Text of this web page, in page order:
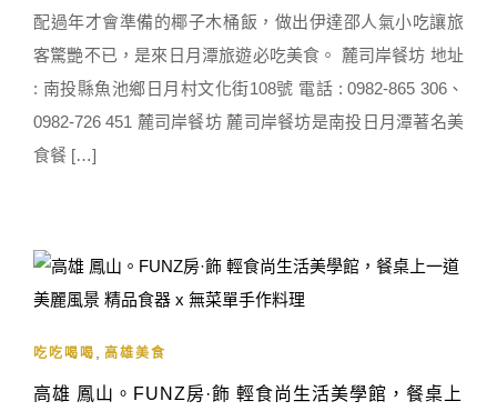
配過年才會準備的椰子木桶飯，做出伊達邵人氣小吃讓旅
客驚艷不已，是來日月潭旅遊必吃美食。 麓司岸餐坊 地址
: 南投縣魚池鄉日月村文化街108號 電話 : 0982-865 306、
0982-726 451 麓司岸餐坊 麓司岸餐坊是南投日月潭著名美
食餐 […]
吃吃喝喝 高雄美食
高雄 鳳山。FUNZ房·飾 輕食尚生活美學館，餐桌上